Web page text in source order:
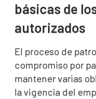
básicas de
autorizados
El proceso de
compromiso por
mantener varias
la vigencia del